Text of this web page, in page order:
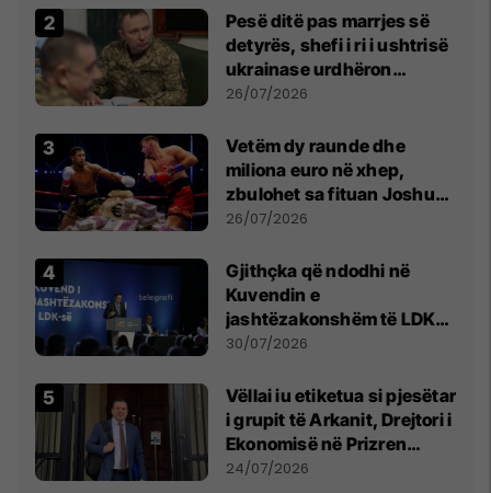
Pesë ditë pas marrjes së
detyrës, shefi i ri i ushtrisë
ukrainase urdhëron
kontroll të madh
26/07/2026
Vetëm dy raunde dhe
miliona euro në xhep,
zbulohet sa fituan Joshua
e Prenga
26/07/2026
Gjithçka që ndodhi në
Kuvendin e
jashtëzakonshëm të LDK-
së
30/07/2026
Vëllai iu etiketua si pjesëtar
i grupit të Arkanit, Drejtori i
Ekonomisë në Prizren
mohon pretendimet
24/07/2026